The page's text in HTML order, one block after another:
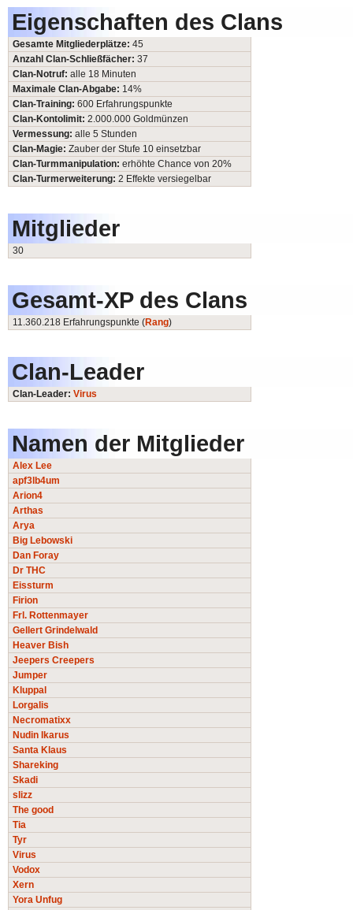
Eigenschaften des Clans
Gesamte Mitgliederplätze: 45
Anzahl Clan-Schließfächer: 37
Clan-Notruf: alle 18 Minuten
Maximale Clan-Abgabe: 14%
Clan-Training: 600 Erfahrungspunkte
Clan-Kontolimit: 2.000.000 Goldmünzen
Vermessung: alle 5 Stunden
Clan-Magie: Zauber der Stufe 10 einsetzbar
Clan-Turmmanipulation: erhöhte Chance von 20%
Clan-Turmerweiterung: 2 Effekte versiegelbar
Mitglieder
30
Gesamt-XP des Clans
11.360.218 Erfahrungspunkte (Rang)
Clan-Leader
Clan-Leader: Virus
Namen der Mitglieder
Alex Lee
apf3lb4um
Arion4
Arthas
Arya
Big Lebowski
Dan Foray
Dr THC
Eissturm
Firion
Frl. Rottenmayer
Gellert Grindelwald
Heaver Bish
Jeepers Creepers
Jumper
Kluppal
Lorgalis
Necromatixx
Nudin Ikarus
Santa Klaus
Shareking
Skadi
slizz
The good
Tia
Tyr
Virus
Vodox
Xern
Yora Unfug